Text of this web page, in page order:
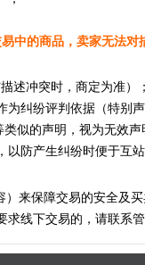
中的商品，卖家无法对
述冲突时，商定为准）；
纠纷评判依据（特别
似的声明，视为无效声
防产生纠纷时便于互站
来保障交易的安全及买
线下交易的，请联系管